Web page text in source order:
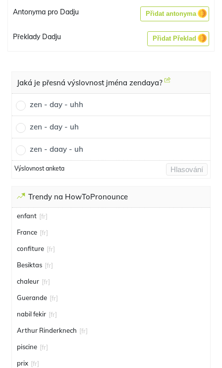
Antonyma pro Dadju Přidat antonyma
Překlady Dadju Přidat Překlad
Jaká je přesná výslovnost jména zendaya?
zen - day - uhh
zen - day - uh
zen - daay - uh
Výslovnost anketa Hlasování
Trendy na HowToPronounce
enfant [fr]
France [fr]
confiture [fr]
Besiktas [fr]
chaleur [fr]
Guerande [fr]
nabil fekir [fr]
Arthur Rinderknech [fr]
piscine [fr]
prix [fr]